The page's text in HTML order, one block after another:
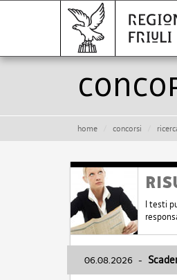
home concorsi
I testi
06.08.2026 -